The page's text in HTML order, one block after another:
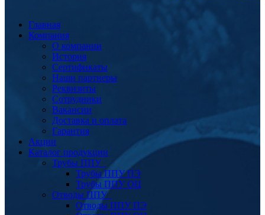
Главная
Компания
О компании
История
Сертификаты
Наши партнеры
Реквизиты
Сотрудники
Вакансии
Доставка и оплата
Гарантия
Акции
Каталог продукции
Трубы ППУ
Трубы ППУ ПЭ
Трубы ППУ ОЦ
Отводы ППУ
Отводы ППУ ПЭ